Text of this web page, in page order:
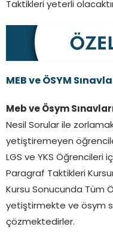
Taktikleri yeterli
MEB ve ÖSYM
Meb ve Ösym Sınavları
Nesil Sorular ile
yetiştiremeyen
LGS ve YKS Öğrencileri
Paragraf Taktikleri
Kursu Sonucunda Tüm
yetiştirmekte ve ösym
çözmektedirler.